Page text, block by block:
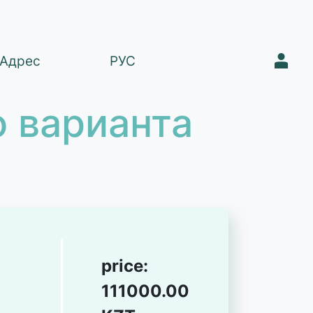
Адрес РУС 1
price:
111000.00